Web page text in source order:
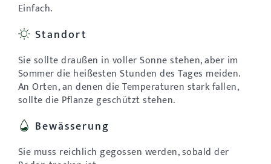
Einfach.
Standort
Sie sollte draußen in voller Sonne stehen, aber im
Sommer die heißesten Stunden des Tages meiden.
An Orten, an denen die Temperaturen stark fallen,
sollte die Pflanze geschützt stehen.
Bewässerung
Sie muss reichlich gegossen werden, sobald der